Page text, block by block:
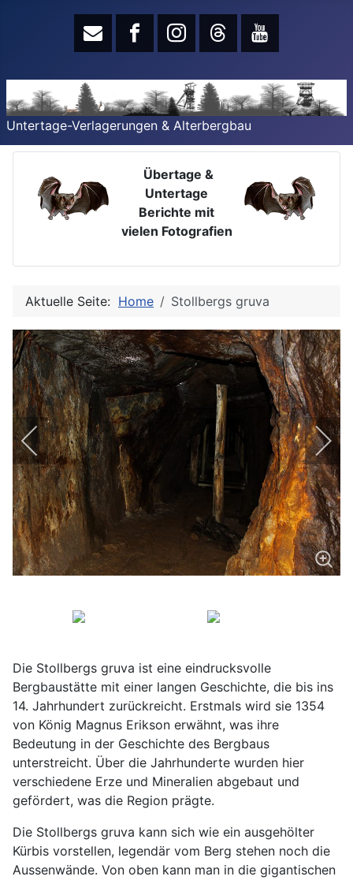
Untertage-Verlagerungen & Alterbergbau
Übertage &
Untertage
Berichte mit
vielen Fotografien
Aktuelle Seite: Home Stollbergs gruva
Die Stollbergs gruva ist eine eindrucksvolle
Bergbaustätte mit einer langen Geschichte, die bis ins
14. Jahrhundert zurückreicht. Erstmals wird sie 1354
von König Magnus Erikson erwähnt, was ihre
Bedeutung in der Geschichte des Bergbaus
unterstreicht. Über die Jahrhunderte wurden hier
verschiedene Erze und Mineralien abgebaut und
gefördert, was die Region prägte.
Die Stollbergs gruva kann sich wie ein ausgehölter
Kürbis vorstellen, legendär vom Berg stehen noch die
Aussenwände. Von oben kann man in die gigantischen